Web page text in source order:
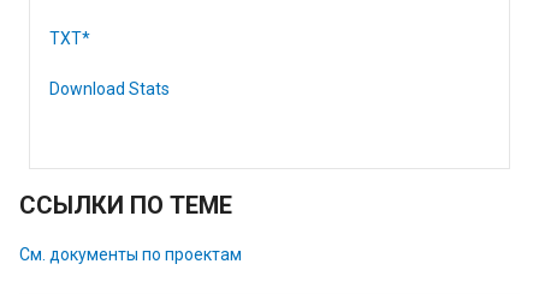
TXT*
Download Stats
ССЫЛКИ ПО ТЕМЕ
См. документы по проектам